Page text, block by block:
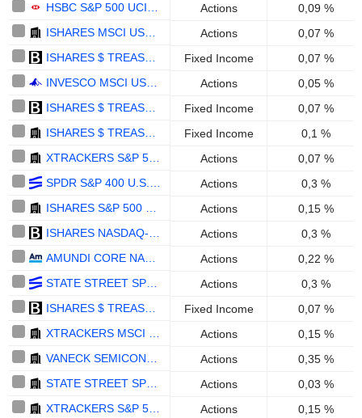
Actions
0,09 %
Actions
0,07 %
Fixed Income
0,07 %
Actions
0,05 %
Fixed Income
0,07 %
Fixed Income
0,1 %
Actions
0,07 %
Actions
0,3 %
Actions
0,15 %
Actions
0,3 %
Actions
0,22 %
Actions
0,3 %
Fixed Income
0,07 %
Actions
0,15 %
Actions
0,35 %
Actions
0,03 %
Actions
0,15 %